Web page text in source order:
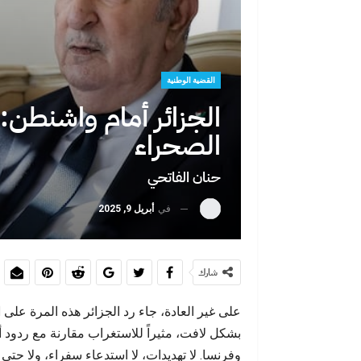
القضية الوطنية
الجزائر أمام
الصحراء
حنان الفاتحي
في أبريل 9, 2025
شارك
على غير العادة، جاء رد الجزائر هذه المرة
بشكل لافت، مثيراً للاستغراب مقارنة مع ردود
وفرنسا. لا تهديدات، لا استدعاء سفراء،
حين تصبح
حين يفضح